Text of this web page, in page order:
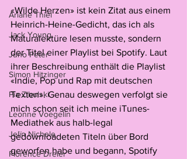
Ariane Thiel
Jack Young
Juno Peter
Simon Hitzinger
Pia Zibulski
Leonne Voegelin
Jelïn Nichele
Florence Dreier
«Wilde Herzen» ist kein Zitat aus einem
Heinrich-Heine-Gedicht, das ich als
Maturalektüre lesen musste, sondern
der Titel einer Playlist bei Spotify. Laut
ihrer Beschreibung enthält die Playlist
«Indie, Pop und Rap mit deutschen
Texten». Genau deswegen verfolgt sie
mich schon seit ich meine iTunes-
Mediathek aus halb-legal
gedownloadeten Titeln über Bord
geworfen habe und begann, Spotify